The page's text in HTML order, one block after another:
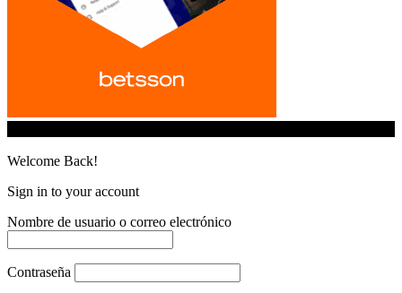
Welcome Back!
Sign in to your account
Nombre de usuario o correo electrónico
Contraseña